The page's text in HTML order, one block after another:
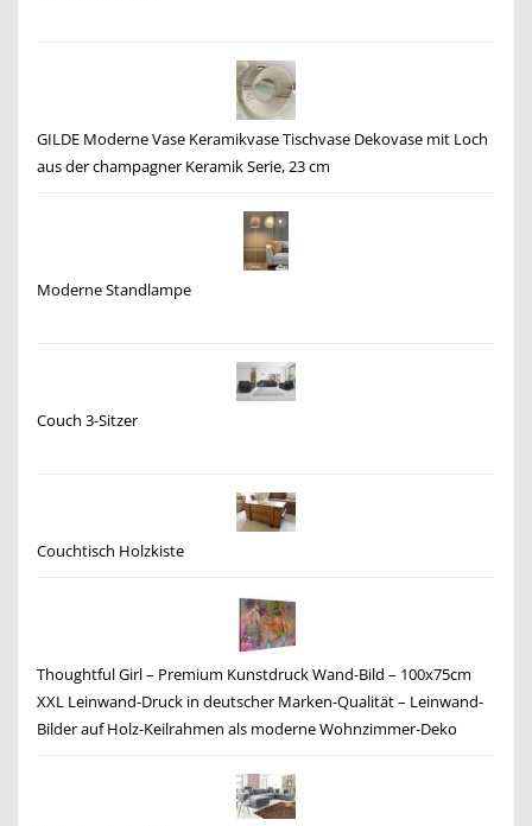
GILDE Moderne Vase Keramikvase Tischvase Dekovase mit Loch
aus der champagner Keramik Serie, 23 cm
Moderne Standlampe
Couch 3-Sitzer
Couchtisch Holzkiste
Thoughtful Girl – Premium Kunstdruck Wand-Bild – 100x75cm
XXL Leinwand-Druck in deutscher Marken-Qualität – Leinwand-
Bilder auf Holz-Keilrahmen als moderne Wohnzimmer-Deko